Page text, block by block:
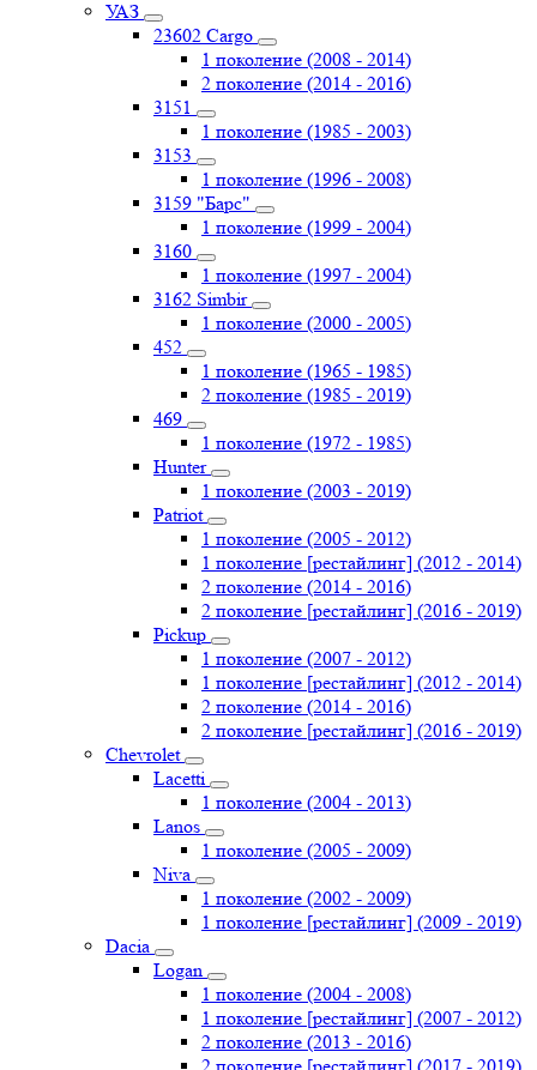
УАЗ
23602 Cargo
1 поколение (2008 - 2014)
2 поколение (2014 - 2016)
3151
1 поколение (1985 - 2003)
3153
1 поколение (1996 - 2008)
3159 "Барс"
1 поколение (1999 - 2004)
3160
1 поколение (1997 - 2004)
3162 Simbir
1 поколение (2000 - 2005)
452
1 поколение (1965 - 1985)
2 поколение (1985 - 2019)
469
1 поколение (1972 - 1985)
Hunter
1 поколение (2003 - 2019)
Patriot
1 поколение (2005 - 2012)
1 поколение [рестайлинг] (2012 - 2014)
2 поколение (2014 - 2016)
2 поколение [рестайлинг] (2016 - 2019)
Pickup
1 поколение (2007 - 2012)
1 поколение [рестайлинг] (2012 - 2014)
2 поколение (2014 - 2016)
2 поколение [рестайлинг] (2016 - 2019)
Chevrolet
Lacetti
1 поколение (2004 - 2013)
Lanos
1 поколение (2005 - 2009)
Niva
1 поколение (2002 - 2009)
1 поколение [рестайлинг] (2009 - 2019)
Dacia
Logan
1 поколение (2004 - 2008)
1 поколение [рестайлинг] (2007 - 2012)
2 поколение (2013 - 2016)